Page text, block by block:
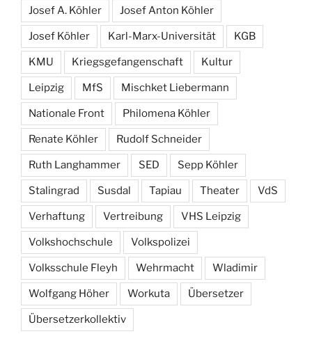
Josef A. Köhler Josef Anton Köhler
Josef Köhler Karl-Marx-Universität KGB
KMU Kriegsgefangenschaft Kultur
Leipzig MfS Mischket Liebermann
Nationale Front Philomena Köhler
Renate Köhler Rudolf Schneider
Ruth Langhammer SED Sepp Köhler
Stalingrad Susdal Tapiau Theater VdS
Verhaftung Vertreibung VHS Leipzig
Volkshochschule Volkspolizei
Volksschule Fleyh Wehrmacht Wladimir
Wolfgang Höher Workuta Übersetzer
Übersetzerkollektiv